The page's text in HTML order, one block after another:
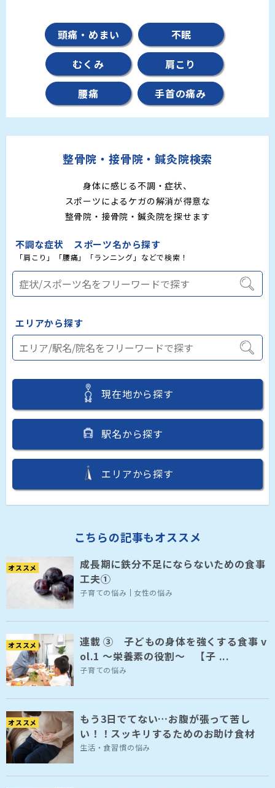
頭痛・めまい
不眠
むくみ
肩こり
腰痛
手首の痛み
整骨院・接骨院・鍼灸院検索
身体に感じる不調・症状、
スポーツによるケガの解消が得意な
整骨院・接骨院・鍼灸院を探せます
不調な症状 スポーツ名から探す
「肩こり」「腰痛」「ランニング」などで検索！
エリアから探す
現在地から探す
駅名から探す
エリアから探す
こちらの記事もオススメ
オススメ
成長期に鉄分不足にならないための食事
工夫①
子育ての悩み 女性の悩み
オススメ
連載 ③ 子どもの身体を強くする食事 v
ol.1 ～栄養素の役割～ 【子 ...
子育ての悩み
オススメ
もう3日でてない…お腹が張って苦し
い！！スッキリするためのお助け食材
生活・食習慣の悩み